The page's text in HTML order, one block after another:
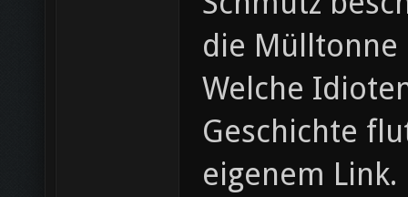
die Mülltonne
Welche
Geschichte
eigenem